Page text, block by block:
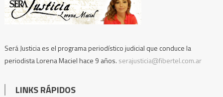
Será Justicia es el programa periodístico judicial que conduce la
periodista Lorena Maciel hace 9 años. serajusticia@fibertel.com.ar
LINKS RÁPIDOS